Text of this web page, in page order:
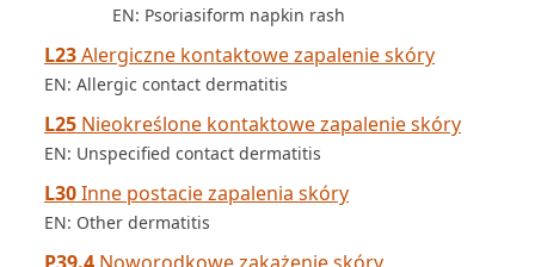
EN: Psoriasiform napkin rash
L23Alergiczne kontaktowe zapalenie skóry
EN: Allergic contact dermatitis
L25 Nieokreślone kontaktowe zapalenie skóry
EN: Unspecified contact dermatitis
L30Inne postacie zapalenia skóry
EN: Other dermatitis